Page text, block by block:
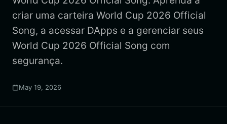
criar uma carteira World Cup 2026 Official
Song, a acessar DApps e a gerenciar seus
World Cup 2026 Official Song com
segurança.
May 19, 2026